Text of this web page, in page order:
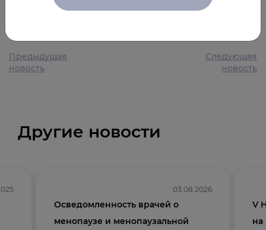
Предыдущая
новость
Следующая
новость
Другие новости
03.08.2026
Осведомленность врачей о
менопаузе и менопаузальной
V
на